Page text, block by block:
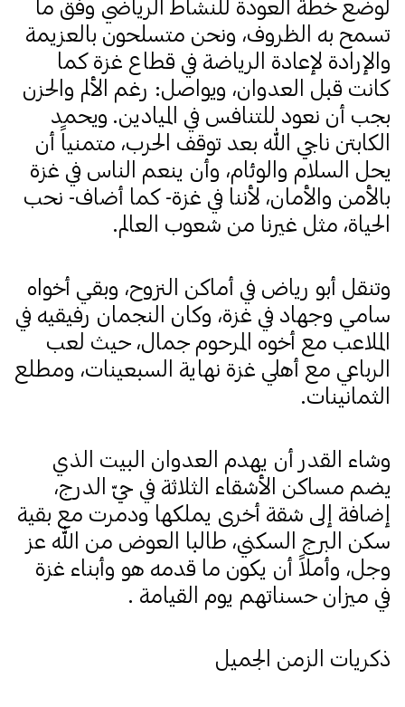
لوضع خطة العودة للنشاط الرياضي وفق ما
تسمح به الظروف، ونحن متسلحون بالعزيمة
والإرادة لإعادة الرياضة في قطاع غزة كما
كانت قبل العدوان، ويواصل: رغم الألم والحزن
بجب أن نعود للتنافس في الميادين. ويحمد
الكابتن ناجي الله بعد توقف الحرب، متمنياً أن
يحل السلام والوئام، وأن ينعم الناس في غزة
بالأمن والأمان، لأننا في غزة- كما أضاف- نحب
الحياة، مثل غيرنا من شعوب العالم.
وتنقل أبو رياض في أماكن النزوح، وبقي أخواه
سامي وجهاد في غزة، وكان النجمان رفيقيه في
الملاعب مع أخوه المرحوم جمال، حيث لعب
الرباعي مع أهلي غزة نهاية السبعينات، ومطلع
الثمانينات.
وشاء القدر أن يهدم العدوان البيت الذي
يضم مساكن الأشقاء الثلاثة في حيّ الدرج،
إضافة إلى شقة أخرى يملكها ودمرت مع بقية
سكن البرج السكني، طالبا العوض من الله عز
وجل، وأملاً أن يكون ما قدمه هو وأبناء غزة
في ميزان حسناتهم يوم القيامة .
ذكريات الزمن الجميل